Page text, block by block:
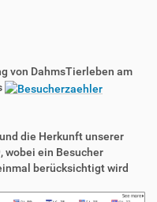
von DahmsTierleben am
die Herkunft unserer
wobei ein Besucher
berücksichtigt wird